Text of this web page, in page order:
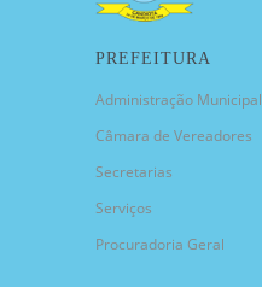
PREFEITURA
Administração Municipal
Câmara de Vereadores
Secretarias
Serviços
Procuradoria Geral